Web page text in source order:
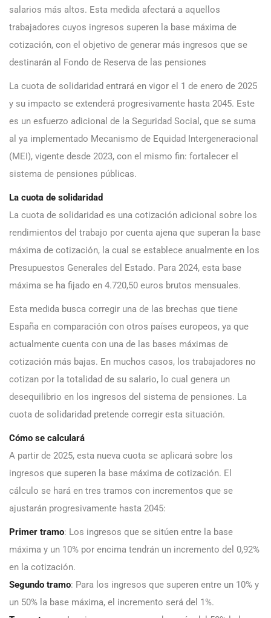
salarios más altos. Esta medida afectará a aquellos
trabajadores cuyos ingresos superen la base máxima de
cotización, con el objetivo de generar más ingresos que se
destinarán al Fondo de Reserva de las pensiones
La cuota de solidaridad entrará en vigor el 1 de enero de 2025
y su impacto se extenderá progresivamente hasta 2045. Este
es un esfuerzo adicional de la Seguridad Social, que se suma
al ya implementado Mecanismo de Equidad Intergeneracional
(MEI), vigente desde 2023, con el mismo fin: fortalecer el
sistema de pensiones públicas.
La cuota de solidaridad
La cuota de solidaridad es una cotización adicional sobre los
rendimientos del trabajo por cuenta ajena que superan la base
máxima de cotización, la cual se establece anualmente en los
Presupuestos Generales del Estado. Para 2024, esta base
máxima se ha fijado en 4.720,50 euros brutos mensuales.
Esta medida busca corregir una de las brechas que tiene
España en comparación con otros países europeos, ya que
actualmente cuenta con una de las bases máximas de
cotización más bajas. En muchos casos, los trabajadores no
cotizan por la totalidad de su salario, lo cual genera un
desequilibrio en los ingresos del sistema de pensiones. La
cuota de solidaridad pretende corregir esta situación.
Cómo se calculará
A partir de 2025, esta nueva cuota se aplicará sobre los
ingresos que superen la base máxima de cotización. El
cálculo se hará en tres tramos con incrementos que se
ajustarán progresivamente hasta 2045:
Primer tramo: Los ingresos que se sitúen entre la base
máxima y un 10% por encima tendrán un incremento del 0,92%
en la cotización.
Segundo tramo: Para los ingresos que superen entre un 10% y
un 50% la base máxima, el incremento será del 1%.